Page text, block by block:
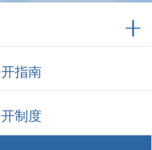
南
容